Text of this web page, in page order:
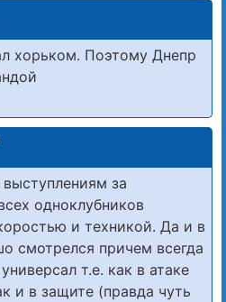
хорьком. Поэтому Днепр
за
одноклубников
и техникой. Да и в
смотрелся причем всегда
т.е. как в атаке
и в защите (правда чуть